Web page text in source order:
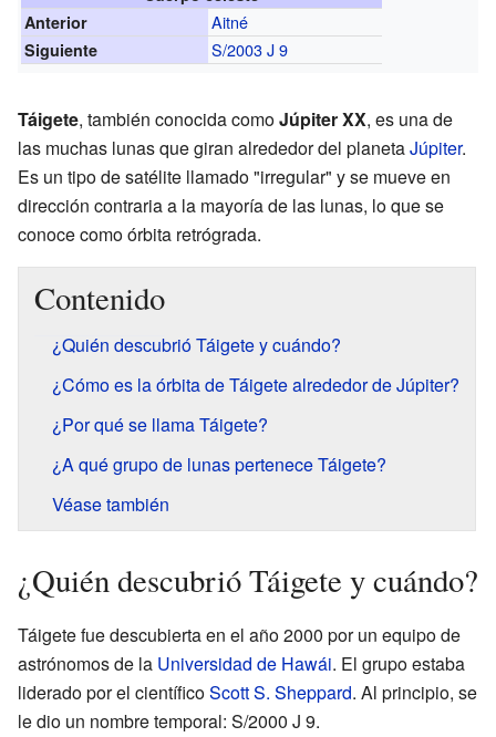
Anterior
Aitné
Siguiente S/2003 J 9
Táigete, también conocida comoJúpiter XX, es una de
las muchas lunas que giran alrededor del planetaJúpiter.
Es un tipo de satélite llamado "irregular" y se mueve en
dirección contraria a la mayoría de las lunas, lo que se
conoce como órbita retrógrada.
Contenido
¿Quién descubrió Táigete y cuándo?
¿Cómo es la órbita de Táigete alrededor de Júpiter?
¿Por qué se llama Táigete?
¿A qué grupo de lunas pertenece Táigete?
Véase también
¿Quién descubrió Táigete y cuándo?
Táigete fue descubierta en el año 2000 por un equipo de
astrónomos de la Universidad de Hawái. El grupo estaba
liderado por el científicoScott S. Sheppard. Al principio, se
le dio un nombre temporal: S/2000 J 9.